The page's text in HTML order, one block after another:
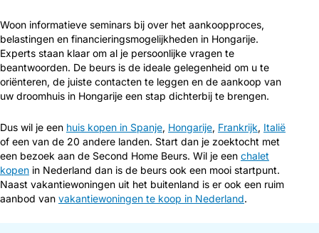
Woon informatieve seminars bij over het aankoopproces,
belastingen en financieringsmogelijkheden in Hongarije.
Experts staan klaar om al je persoonlijke vragen te
beantwoorden. De beurs is de ideale gelegenheid om u te
oriënteren, de juiste contacten te leggen en de aankoop van
uw droomhuis in Hongarije een stap dichterbij te brengen.
Dus wil je een huis kopen in Spanje, Hongarije, Frankrijk, Italië
of een van de 20 andere landen. Start dan je zoektocht met
een bezoek aan de Second Home Beurs. Wil je een chalet
kopen in Nederland dan is de beurs ook een mooi startpunt.
Naast vakantiewoningen uit het buitenland is er ook een ruim
aanbod van vakantiewoningen te koop in Nederland.